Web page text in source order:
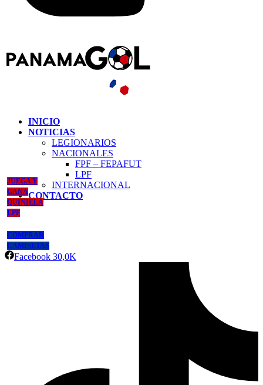
INICIO
NOTICIAS
LEGIONARIOS
NACIONALES
FPF – FEPAFUT
LPF
INTERNACIONAL
CONTACTO
JUEGA Y
GANA
QUINIELA
LPF
COMPRAR
CAMISETAS
Facebook 30,0K